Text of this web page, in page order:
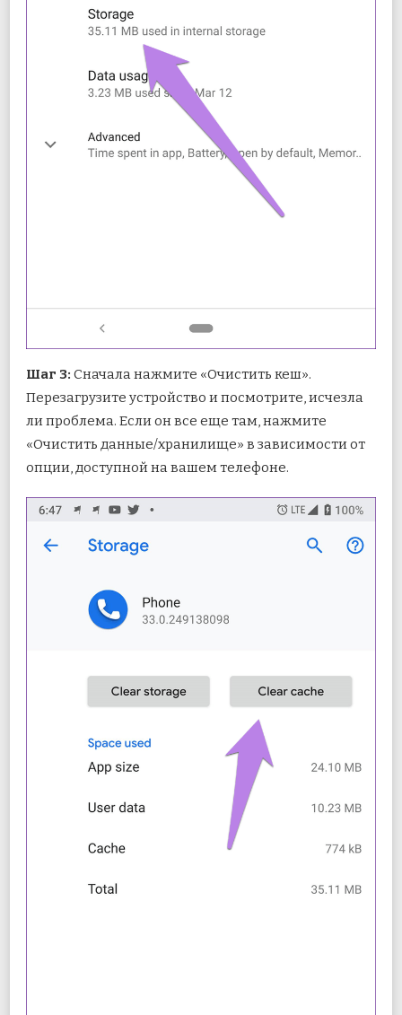
Шаг 3: Сначала нажмите «Очистить кеш».
Перезагрузите устройство и посмотрите, исчезла
ли проблема. Если он все еще там, нажмите
«Очистить данные/хранилище» в зависимости от
опции, доступной на вашем телефоне.